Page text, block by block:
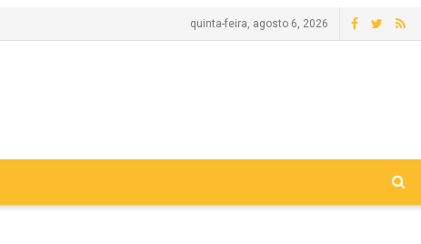
quinta-feira, agosto 6, 2026